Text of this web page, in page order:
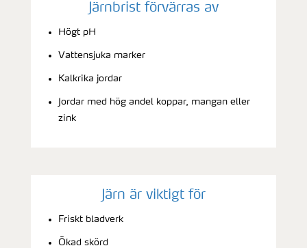
Järnbrist förvärras av
Högt pH
Vattensjuka marker
Kalkrika jordar
Jordar med hög andel koppar, mangan eller
zink
Järn är viktigt för
Friskt bladverk
Ökad skörd